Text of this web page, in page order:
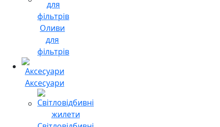
Оливи
для
фільтрів
Аксесуари